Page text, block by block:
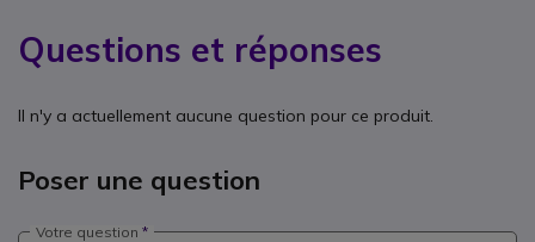
Questions et réponses
Il n'y a actuellement aucune question pour ce produit.
Poser une question
Votre question